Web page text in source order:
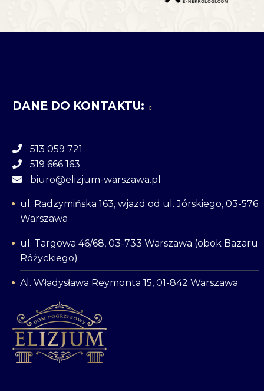
DANE DO KONTAKTU:
513 059 721
519 666 163
biuro@elizjum-warszawa.pl
ul. Radzymińska 163, wjazd od ul. Jórskiego, 03-576
Warszawa
ul. Targowa 46/68, 03-733 Warszawa (obok Bazaru
Różyckiego)
Al. Władysława Reymonta 15, 01-842 Warszawa